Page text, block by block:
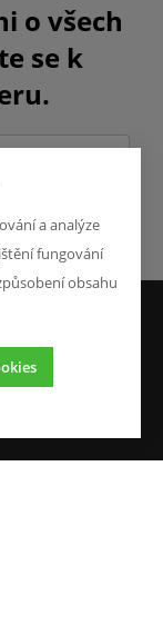
o všech
se k
a analýze
fungování
obsahu